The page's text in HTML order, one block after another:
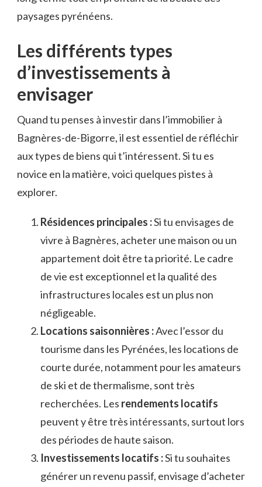
paysages pyrénéens.
Les différents types
d’investissements à
envisager
Quand tu penses à investir dans l’immobilier à
Bagnères-de-Bigorre, il est essentiel de réfléchir
aux types de biens qui t’intéressent. Si tu es
novice en la matière, voici quelques pistes à
explorer.
Résidences principales :Si tu envisages de
vivre à Bagnères, acheter une maison ou un
appartement doit être ta priorité. Le cadre
de vie est exceptionnel et la qualité des
infrastructures locales est un plus non
négligeable.
Locations saisonnières :Avec l’essor du
tourisme dans les Pyrénées, les locations de
courte durée, notamment pour les amateurs
de ski et de thermalisme, sont très
recherchées. Les rendements locatifs
peuvent y être très intéressants, surtout lors
des périodes de haute saison.
Investissements locatifs :Si tu souhaites
générer un revenu passif, envisage d’acheter